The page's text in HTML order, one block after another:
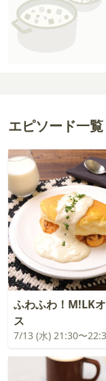
エピソード一覧
ふわふわ！M!LK
ス
7/13 (水) 21:30〜